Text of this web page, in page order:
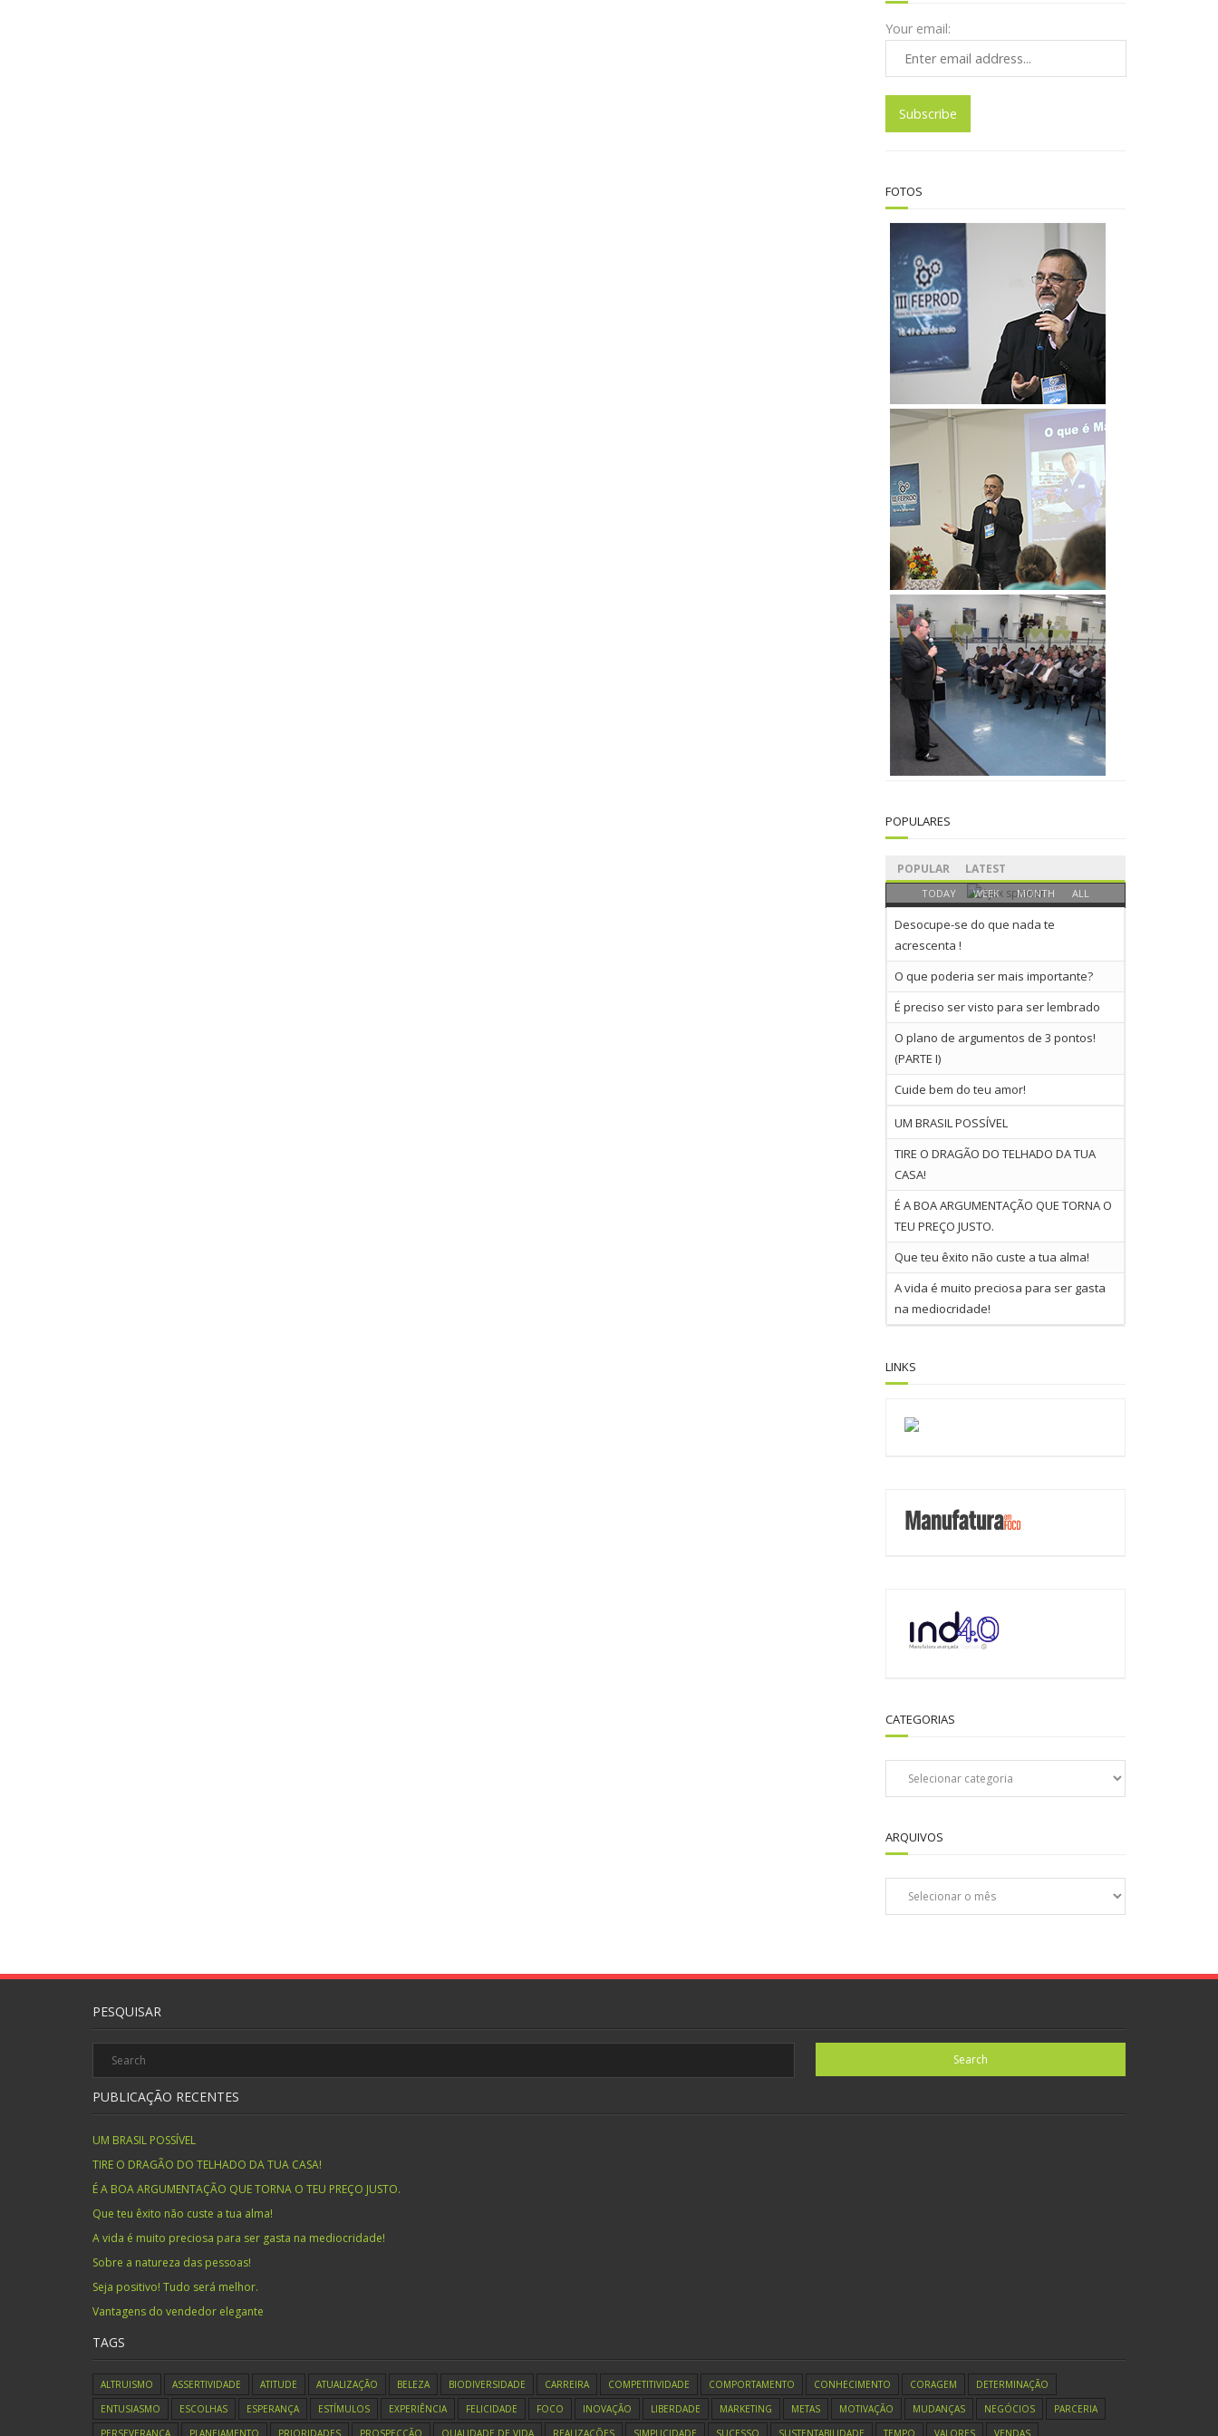
Your email:
FOTOS
POPULARES
POPULAR LATEST
TODAY WEEK MONTH ALL
Desocupe-se do que nada te
acrescenta !
O que poderia ser mais importante?
É preciso ser visto para ser lembrado
O plano de argumentos de 3 pontos!
(PARTE I)
Cuide bem do teu amor!
UM BRASIL POSSÍVEL
TIRE O DRAGÃO DO TELHADO DA TUA
CASA!
É A BOA ARGUMENTAÇÃO QUE TORNA O
TEU PREÇO JUSTO.
Que teu êxito não custe a tua alma!
A vida é muito preciosa para ser gasta
na mediocridade!
LINKS
CATEGORIAS
Categorias
ARQUIVOS
Arquivos
PESQUISAR
PUBLICAÇÃO RECENTES
UM BRASIL POSSÍVEL
TIRE O DRAGÃO DO TELHADO DA TUA CASA!
É A BOA ARGUMENTAÇÃO QUE TORNA O TEU PREÇO JUSTO.
Que teu êxito não custe a tua alma!
A vida é muito preciosa para ser gasta na mediocridade!
Sobre a natureza das pessoas!
Seja positivo! Tudo será melhor.
Vantagens do vendedor elegante
TAGS
ALTRUISMO ASSERTIVIDADE ATITUDE ATUALIZAÇÃO BELEZA BIODIVERSIDADE CARREIRA COMPETITIVIDADE COMPORTAMENTO CONHECIMENTO CORAGEM
DETERMINAÇÃO
ENTUSIASMO
ESCOLHAS ESPERANÇA ESTÍMULOS EXPERIÊNCIA FELICIDADE FOCO INOVAÇÃO LIBERDADE MARKETING METAS MOTIVAÇÃO MUDANÇAS NEGÓCIOS
PARCERIA
PERSEVERANÇA
PLANEJAMENTO PRIORIDADES PROSPECÇÃO QUALIDADE DE VIDA REALIZAÇÕES SIMPLICIDADE SUCESSO SUSTENTABILIDADE TEMPO VALORES VENDAS